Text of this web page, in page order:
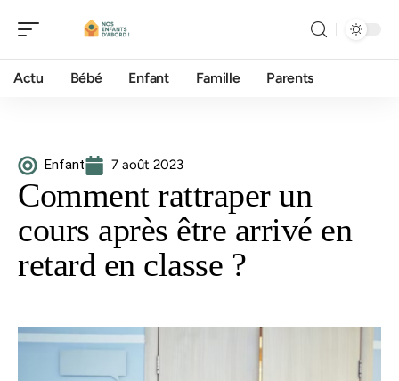
Actu Bébé Enfant Famille Parents
Enfant 7 août 2023
Comment rattraper un
cours après être arrivé en
retard en classe ?